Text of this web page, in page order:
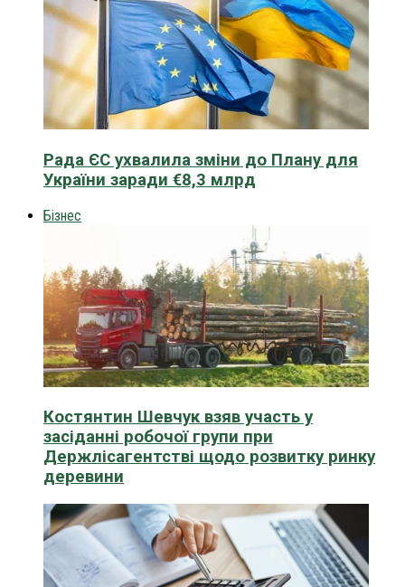
Рада ЄС ухвалила зміни до Плану для
України заради €8,3 млрд
Бізнес
Костянтин Шевчук взяв участь у
засіданні робочої групи при
Держлісагентстві щодо розвитку ринку
деревини